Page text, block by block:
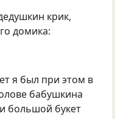
крик,
домика:
я был при этом в
бабушкина
большой букет